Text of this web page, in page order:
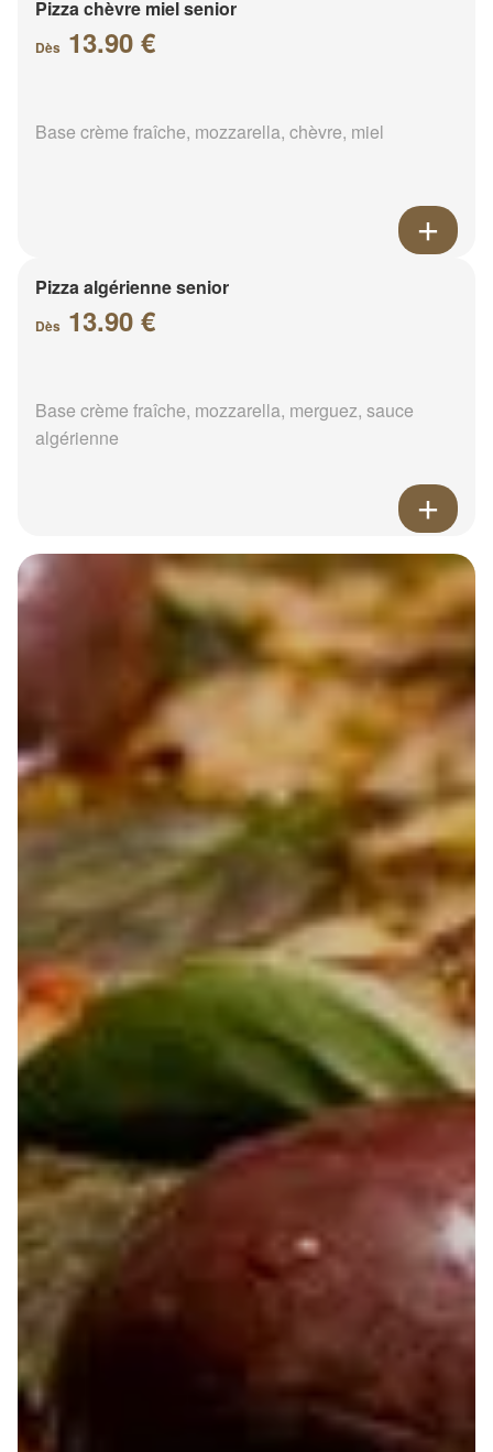
Pizza chèvre miel senior
Dès 13.90 €
Base crème fraîche, mozzarella, chèvre, miel
Pizza algérienne senior
Dès 13.90 €
Base crème fraîche, mozzarella, merguez, sauce
algérienne